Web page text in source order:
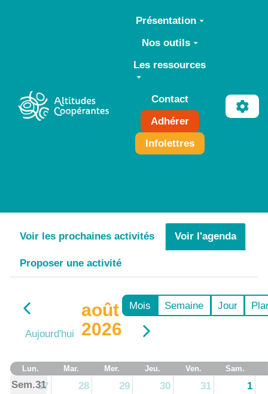
Aller au contenu principal
Présentation
Nos outils
Les ressources
Contact
Adhérer
Infolettres
Voir les prochaines activités Voir l'agenda
Proposer une activité
Aujourd'hui
août
2026
Mois Semaine Jour
Lun. Mar. Mer. Jeu. Ven. Sam.
Sem.31
27 28 29 30 31 1